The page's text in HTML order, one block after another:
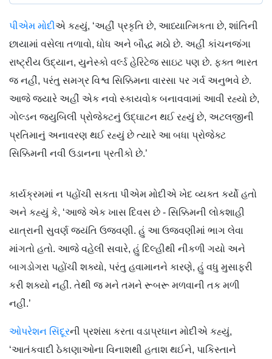
પીએમ મોદીએ કહ્યું, ‘અહીં પ્રકૃતિ છે, આધ્યાત્મિકતા છે, શાંતિની
છાયામાં વસેલા તળાવો, ધોધ અને બૌદ્ધ મઠો છે. અહીં કાંચનજંગા
રાષ્ટ્રીય ઉદ્યાન, યુનેસ્કો વર્લ્ડ હેરિટેજ સાઇટ પણ છે. ફક્ત ભારત
જ નહીં, પરંતુ સમગ્ર વિશ્વ સિક્કિમના વારસા પર ગર્વ અનુભવે છે.
આજે જ્યારે અહીં એક નવો સ્કાયવોક બનાવવામાં આવી રહ્યો છે,
ગોલ્ડન જ્યુબિલી પ્રોજેક્ટનું ઉદ્ઘાટન થઈ રહ્યું છે, અટલજીની
પ્રતિમાનું અનાવરણ થઈ રહ્યું છે ત્યારે આ બધા પ્રોજેક્ટ
સિક્કિમની નવી ઉડાનના પ્રતીકો છે.’
કાર્યક્રમમાં ન પહોંચી સકતા પીએમ મોદીએ ખેદ વ્યક્ત કર્યો હતો
અને કહ્યું કે, ‘આજે એક ખાસ દિવસ છે - સિક્કિમની લોકશાહી
યાત્રાની સુવર્ણ જયંતિ ઉજવણી. હું આ ઉજવણીમાં ભાગ લેવા
માંગતો હતો. આજે વહેલી સવારે, હું દિલ્હીથી નીકળી ગયો અને
બાગડોગરા પહોંચી શક્યો, પરંતુ હવામાનને કારણે, હું વધુ મુસાફરી
કરી શક્યો નહીં. તેથી જ મને તમને રૂબરૂ મળવાની તક મળી
નહીં.’
ઓપરેશન સિંદૂરની પ્રશંસા કરતા વડાપ્રધાન મોદીએ કહ્યું,
‘આતંકવાદી ઠેકાણાઓના વિનાશથી હતાશ થઈને, પાકિસ્તાને